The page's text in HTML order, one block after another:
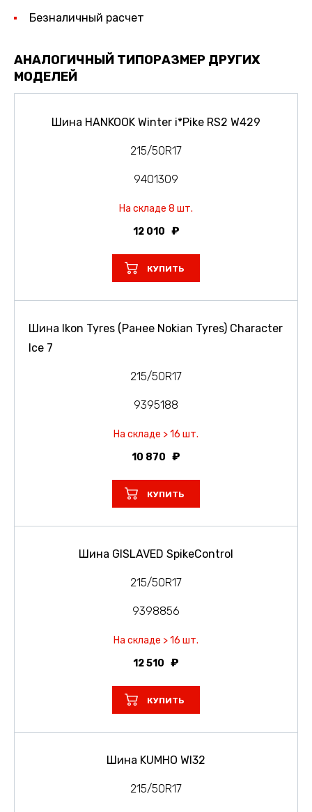
Безналичный расчет
АНАЛОГИЧНЫЙ ТИПОРАЗМЕР ДРУГИХ
МОДЕЛЕЙ
Шина HANKOOK Winter i*Pike RS2 W429
215/50R17
9401309
На складе 8 шт.
12 010
КУПИТЬ
Шина Ikon Tyres (Ранее Nokian Tyres) Character
Ice 7
215/50R17
9395188
На складе > 16 шт.
10 870
КУПИТЬ
Шина GISLAVED SpikeControl
215/50R17
9398856
На складе > 16 шт.
12 510
КУПИТЬ
Шина KUMHO WI32
215/50R17